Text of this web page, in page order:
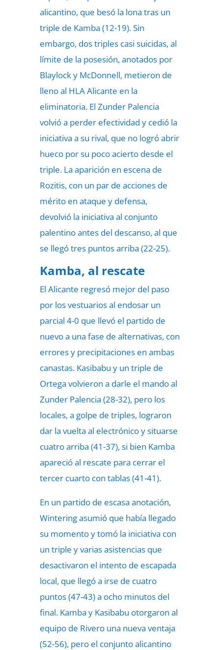
alicantino, que besó la lona tras un
triple de Kamba (12-19). Sin
embargo, dos triples casi suicidas, al
límite de la posesión, anotados por
Blaylock y McDonnell, metieron de
lleno al HLA Alicante en la
eliminatoria. El Zunder Palencia
volvió a perder efectividad y cedió la
iniciativa a su rival, que no logró abrir
hueco por su poco acierto desde el
triple. La aparición en escena de
Rozitis, con un par de acciones de
mérito en ataque y defensa,
devolvió la iniciativa al conjunto
palentino antes del descanso, al que
se llegó tres puntos arriba (22-25).
Kamba, al rescate
El Alicante regresó mejor del paso
por los vestuarios al endosar un
parcial 4-0 que llevó el partido de
nuevo a una fase de alternativas, con
errores y precipitaciones en ambas
canastas. Kasibabu y un triple de
Ortega volvieron a darle el mando al
Zunder Palencia (28-32), pero los
locales, a golpe de triples, lograron
dar la vuelta al electrónico y situarse
cuatro arriba (41-37), si bien Kamba
apareció al rescate para cerrar el
tercer cuarto con tablas (41-41).
En un partido de escasa anotación,
Wintering asumió que había llegado
su momento y tomó la iniciativa con
un triple y varias asistencias que
desactivaron el intento de escapada
local, que llegó a irse de cuatro
puntos (47-43) a ocho minutos del
final. Kamba y Kasibabu otorgaron al
equipo de Rivero una nueva ventaja
(52-56), pero el conjunto alicantino